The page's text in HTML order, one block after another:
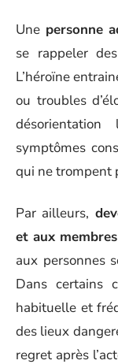
Une personne
se rappeler
L’héroïne
ou troubles
symptômes
qui ne trompent
Par ailleurs,
et aux
aux personnes
Dans certains
habituelle et
des lieux
regret après